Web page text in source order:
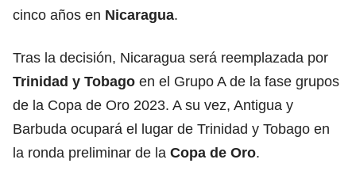
cinco años en Nicaragua.
Tras la decisión, Nicaragua será reemplazada por
Trinidad y Tobago en el Grupo A de la fase grupos
de la Copa de Oro 2023. A su vez, Antigua y
Barbuda ocupará el lugar de Trinidad y Tobago en
la ronda preliminar de la Copa de Oro.